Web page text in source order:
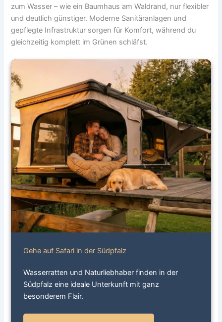
zum Wasser – wie ein Baumhaus am Waldrand, nur flexibler
und deutlich günstiger. Moderne Sanitäranlagen und
gepflegte Infrastruktur sorgen für Komfort, während du
gleichzeitig komplett im Grünen schläfst.
Gehe auf Safari in der Südpfalz
Wasserratten und Naturliebhaber finden in der
Südpfalz eine ideale Unterkunft mit ganz
besonderem Flair.